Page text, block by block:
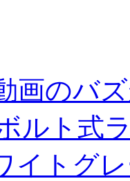
画のバ
ルト式
イトグ